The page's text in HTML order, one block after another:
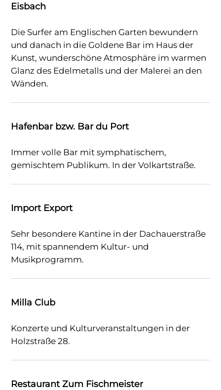
Eisbach
Die Surfer am Englischen Garten bewundern
und danach in die Goldene Bar im Haus der
Kunst, wunderschöne Atmosphäre im warmen
Glanz des Edelmetalls und der Malerei an den
Wänden.
Hafenbar bzw. Bar du Port
Immer volle Bar mit symphatischem,
gemischtem Publikum. In der Volkartstraße.
Import Export
Sehr besondere Kantine in der Dachauerstraße
114, mit spannendem Kultur- und
Musikprogramm.
Milla Club
Konzerte und Kulturveranstaltungen in der
Holzstraße 28.
Restaurant Zum Fischmeister